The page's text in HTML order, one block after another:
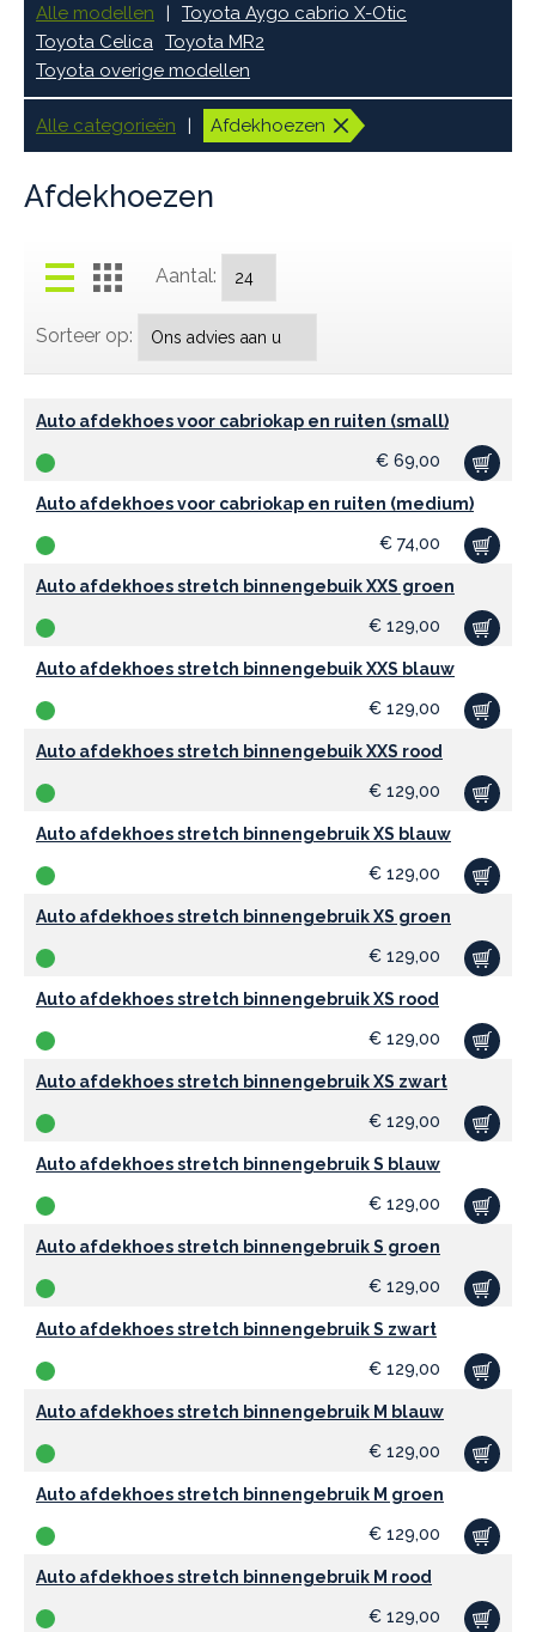
Alle modellen
Toyota Aygo cabrio X-Otic
Toyota Celica Toyota MR2
Toyota overige modellen
Alle categorieën Afdekhoezen
Afdekhoezen
Aantal:
Sorteer op:
Auto afdekhoes voor cabriokap en ruiten (small)
€ 69,00
Auto afdekhoes voor cabriokap en ruiten (medium)
€ 74,00
Auto afdekhoes stretch binnengebuik XXS groen
€ 129,00
Auto afdekhoes stretch binnengebuik XXS blauw
€ 129,00
Auto afdekhoes stretch binnengebuik XXS rood
€ 129,00
Auto afdekhoes stretch binnengebruik XS blauw
€ 129,00
Auto afdekhoes stretch binnengebruik XS groen
€ 129,00
Auto afdekhoes stretch binnengebruik XS rood
€ 129,00
Auto afdekhoes stretch binnengebruik XS zwart
€ 129,00
Auto afdekhoes stretch binnengebruik S blauw
€ 129,00
Auto afdekhoes stretch binnengebruik S groen
€ 129,00
Auto afdekhoes stretch binnengebruik S zwart
€ 129,00
Auto afdekhoes stretch binnengebruik M blauw
€ 129,00
Auto afdekhoes stretch binnengebruik M groen
€ 129,00
Auto afdekhoes stretch binnengebruik M rood
€ 129,00